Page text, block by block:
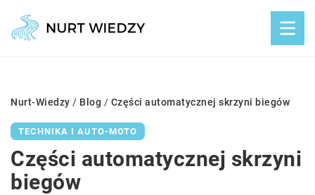
Nurt-Wiedzy / Blog / Części automatycznej skrzyni biegów
TECHNIKA I AUTO-MOTO
Części automatycznej skrzyni
biegów